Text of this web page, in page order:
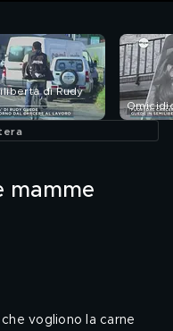
di Rudy
mamme
vogliono la carne